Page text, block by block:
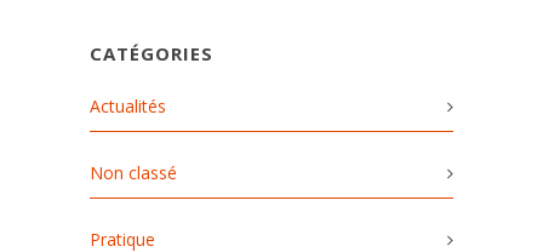
CATÉGORIES
Actualités
Non classé
Pratique